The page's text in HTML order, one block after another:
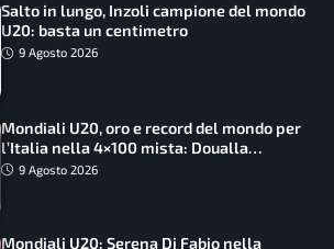
Salto in lungo, Inzoli campione del mondo
U20: basta un centimetro
9 Agosto 2026
Mondiali U20, oro e record del mondo per
l’Italia nella 4×100 mista: Doualla
straordinaria
9 Agosto 2026
Mondiali U20: Serena Di Fabio nella